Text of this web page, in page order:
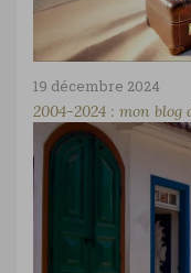
19 décembre 2024
2004-2024 : mon blog